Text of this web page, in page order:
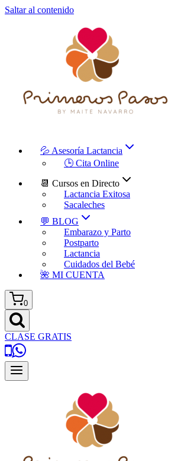
Saltar al contenido
💦 Asesoría Lactancia
🕒 Cita Online
📆 Cursos en Directo
Lactancia Exitosa
Sacaleches
💬 BLOG
Embarazo y Parto
Postparto
Lactancia
Cuidados del Bebé
🌺 MI CUENTA
0
CLASE GRATIS